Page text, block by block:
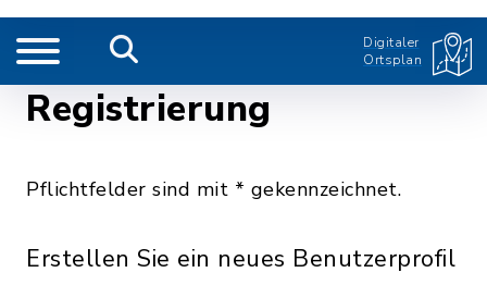
Digitaler
Ortsplan
Registrierung
Pflichtfelder sind mit * gekennzeichnet.
Erstellen Sie ein neues Benutzerprofil